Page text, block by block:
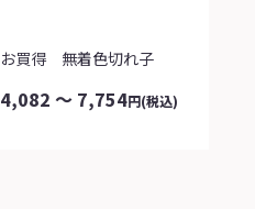
お買得 無着色切れ子
4,082 ～ 7,754円(税込)